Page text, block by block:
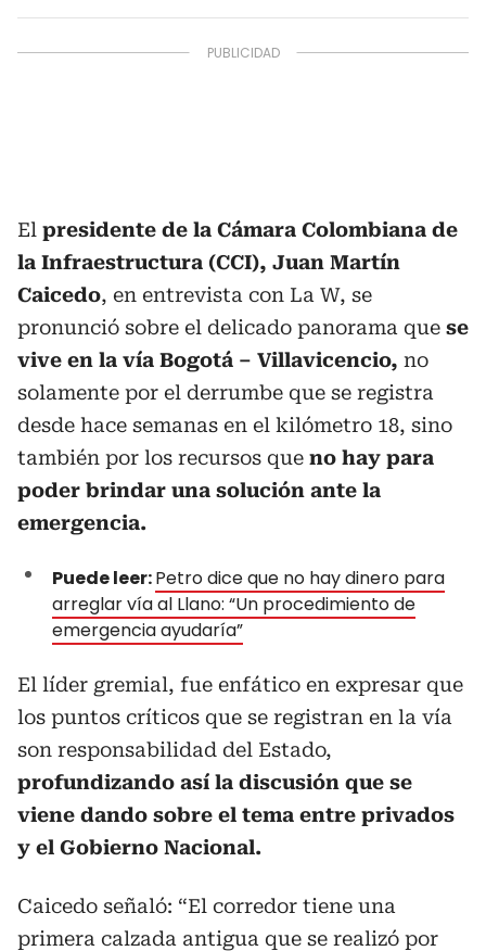
El presidente de la Cámara Colombiana de
la Infraestructura (CCI), Juan Martín
Caicedo, en entrevista con La W, se
pronunció sobre el delicado panorama que se
vive en la vía Bogotá – Villavicencio, no
solamente por el derrumbe que se registra
desde hace semanas en el kilómetro 18, sino
también por los recursos que no hay para
poder brindar una solución ante la
emergencia.
Puede leer:Petro dice que no hay dinero para
arreglar vía al Llano: “Un procedimiento de
emergencia ayudaría”
El líder gremial, fue enfático en expresar que
los puntos críticos que se registran en la vía
son responsabilidad del Estado,
profundizando así la discusión que se
viene dando sobre el tema entre privados
y el Gobierno Nacional.
Caicedo señaló: “El corredor tiene una
primera calzada antigua que se realizó por